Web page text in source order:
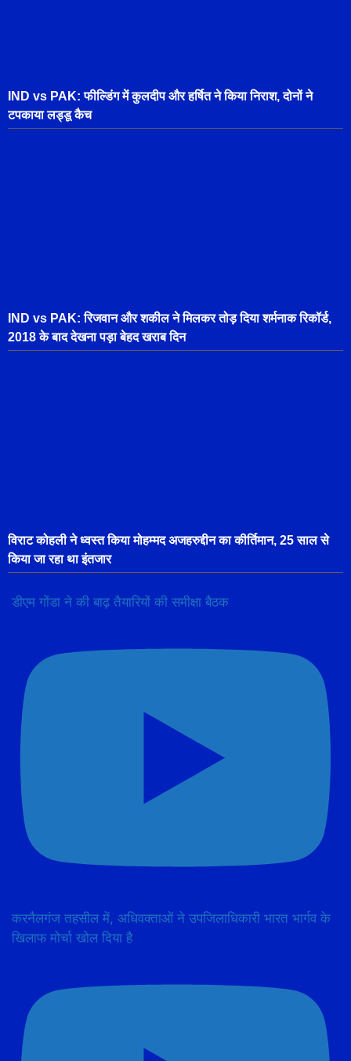
IND vs PAK: फील्डिंग में कुलदीप और हर्षित ने किया निराश, दोनों ने
टपकाया लड्डू कैच
IND vs PAK: रिजवान और शकील ने मिलकर तोड़ दिया शर्मनाक रिकॉर्ड,
2018 के बाद देखना पड़ा बेहद खराब दिन
विराट कोहली ने ध्वस्त किया मोहम्मद अजहरुद्दीन का कीर्तिमान, 25 साल से
किया जा रहा था इंतजार
डीएम गोंडा ने की बाढ़ तैयारियों की समीक्षा बैठक
करनैलगंज तहसील में, अधिवक्ताओं ने उपजिलाधिकारी भारत भार्गव के
खिलाफ मोर्चा खोल दिया है